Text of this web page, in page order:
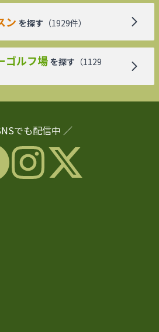
ン を探す （1929件）
ゴルフ場 を探す （1129
でも配信中 ／